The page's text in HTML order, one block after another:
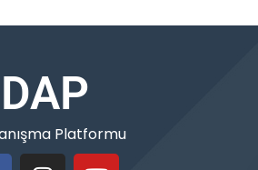
Platformu